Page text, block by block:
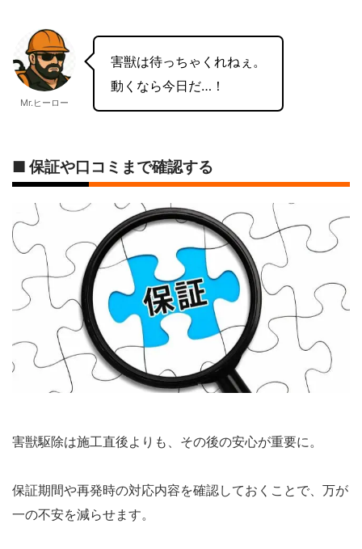
Mr.ヒーロー
害獣は待っちゃくれねぇ。
動くなら今日だ…！
■ 保証や口コミまで確認する
害獣駆除は施工直後よりも、その後の安心が重要に。
保証期間や再発時の対応内容を確認しておくことで、万が
一の不安を減らせます。